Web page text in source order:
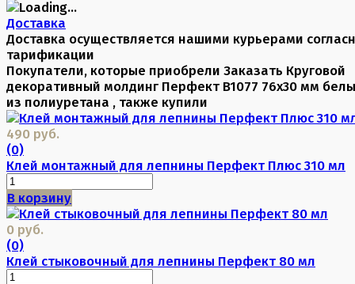
Доставка
Доставка осуществляется нашими курьерами
тарификации
Покупатели, которые приобрели Заказать Круговой
декоративный молдинг Перфект B1077 76х30 мм
из полиуретана , также купили
490 руб.
(0)
Клей монтажный для лепнины Перфект Плюс 310 мл
В корзину
0 руб.
(0)
Клей стыковочный для лепнины Перфект 80 мл